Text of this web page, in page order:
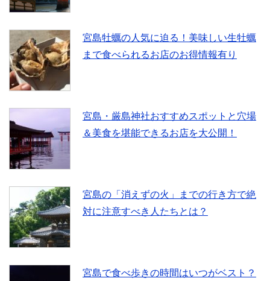
宮島牡蠣の人気に迫る！美味しい生牡蠣
まで食べられるお店のお得情報有り
宮島・厳島神社おすすめスポットと穴場
＆美食を堪能できるお店を大公開！
宮島の「消えずの火」までの行き方で絶
対に注意すべき人たちとは？
宮島で食べ歩きの時間はいつがベスト？